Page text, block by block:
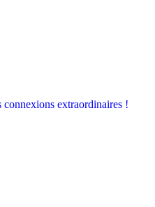
connexions extraordinaires !